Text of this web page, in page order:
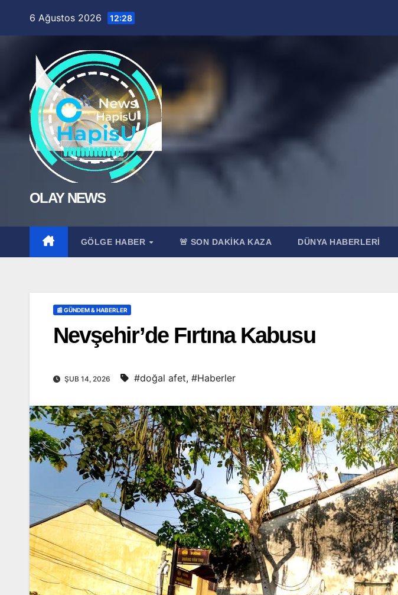
6 Ağustos 2026 12:28
OLAY NEWS
GÖLGE HABER 🚨 SON DAKİKA KAZA DÜNYA HABERLERI
📰 GÜNDEM & HABERLER
Nevşehir’de Fırtına Kabusu
ŞUB 14, 2026 #doğal afet, #Haberler